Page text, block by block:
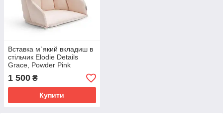
Вставка м`який вкладиш в
стільчик Elodie Details
Grace, Powder Pink
1 500 ₴
Купити